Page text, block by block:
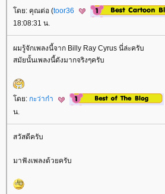
ดย: คุณต่อ (toor36
18:08:31 น.
ผมรู้จักเพลงนี้จาก Billy Ray Cyrus นี่ล่ะครับ
สมัยนั้นเพลงนี้ดังมากจริงๆครับ
ดย: กะว่าก๋า
น.
สวัสดีครับ
มาฟังเพลงด้วยครับ